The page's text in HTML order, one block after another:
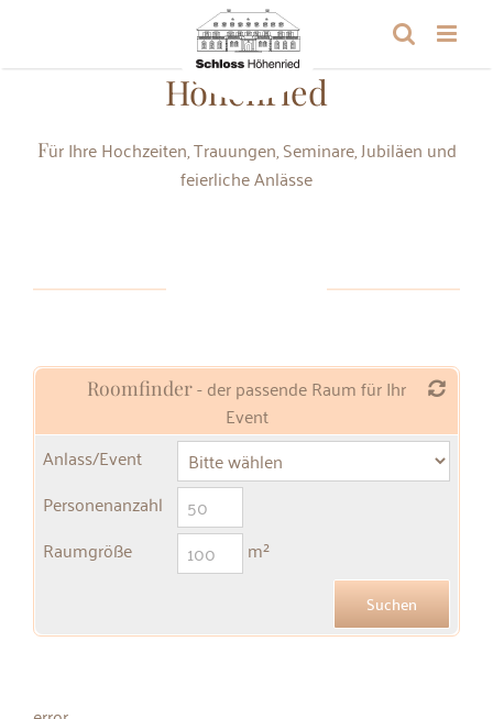
springen
Die Räume im Schloss
Höhenried
Für Ihre Hochzeiten, Trauungen, Seminare, Jubiläen und
feierliche Anlässe
Roomfinder- der passende Raum für Ihr
Event
Anlass/Event
Personenanzahl
Raumgröße
m²